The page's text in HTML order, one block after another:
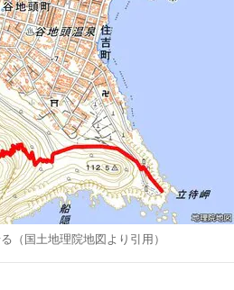
（国土地理院地図より引用）